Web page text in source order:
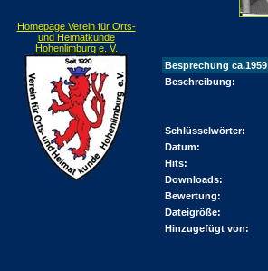
Homepage Verein für Orts-
und Heimatkunde
Hohenlimburg e. V.
Besprechung ca.1959
Beschreibung:
Schlüsselwörter:
Datum:
Hits:
Downloads:
Bewertung:
Dateigröße:
Hinzugefügt von: